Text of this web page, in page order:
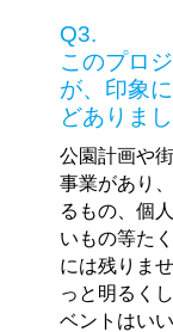
Q3.
このプロ
が、印象
どありま
公園計画や
事業があり
るもの、個
いもの等た
には残りま
っと明るく
ベントはい